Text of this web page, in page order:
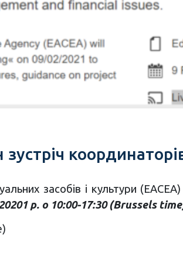
засобів і культури
р. о 10:00-17:30 (Brussels